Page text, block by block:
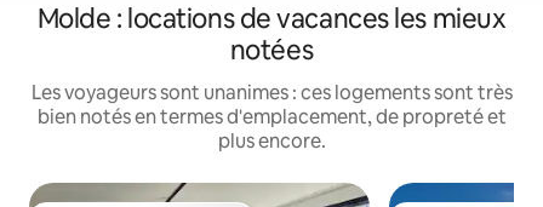
Molde : locations de vacances les mieux
notées
Les voyageurs sont unanimes : ces logements sont très
bien notés en termes d'emplacement, de propreté et
plus encore.